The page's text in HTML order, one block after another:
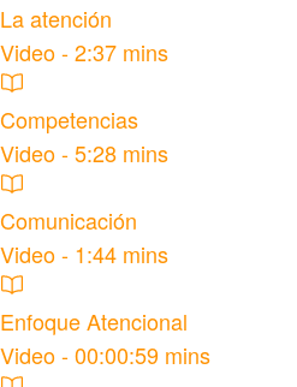
La atención
Video - 2:37 mins
Competencias
Video - 5:28 mins
Comunicación
Video - 1:44 mins
Enfoque Atencional
Video - 00:00:59 mins